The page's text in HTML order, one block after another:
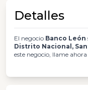
Detalles
El negocio Banco León
Distrito Nacional,
este negocio, llame